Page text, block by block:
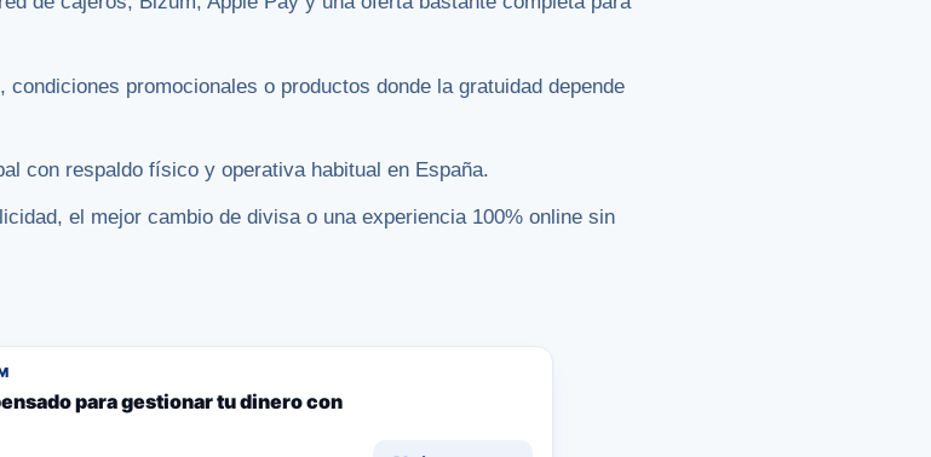
condiciones promocionales o productos donde la gratuidad depende
con respaldo físico y operativa habitual en España.
el mejor cambio de divisa o una experiencia 100% online sin
para gestionar tu dinero con